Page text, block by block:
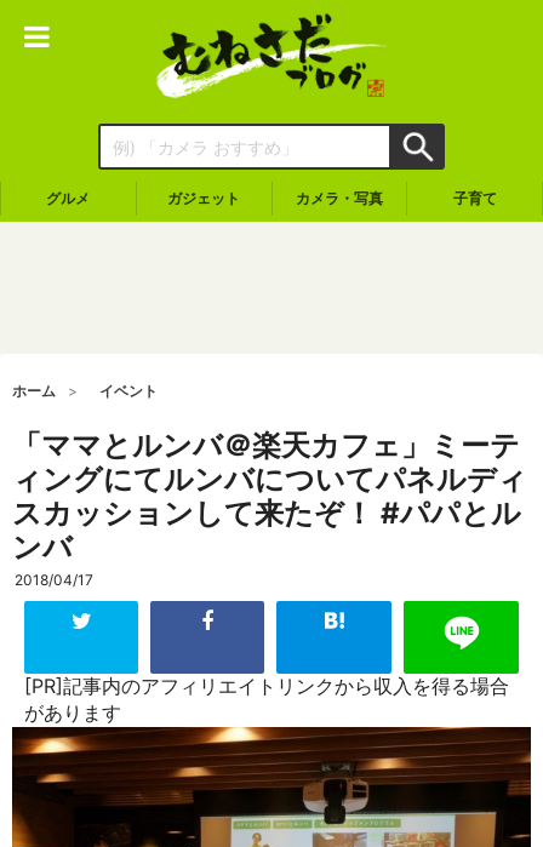
グルメ ガジェット カメラ・写真 子育て
ホーム イベント
「ママとルンバ＠楽天カフェ」ミーテ
ィングにてルンバについてパネルディ
スカッションして来たぞ！ #パパとル
ンバ
2018/04/17
[PR]記事内のアフィリエイトリンクから収入を得る場合
があります